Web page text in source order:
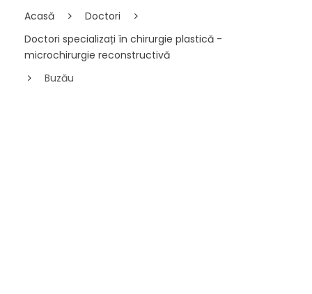
Acasă
Doctori
Doctori specializați în chirurgie plastică -
microchirurgie reconstructivă
Buzău